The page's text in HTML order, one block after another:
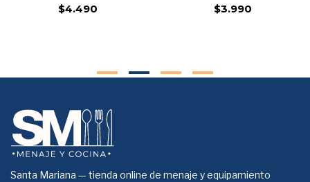
$4.490 $3.990
Santa Mariana — tienda online de menaje y equipamiento